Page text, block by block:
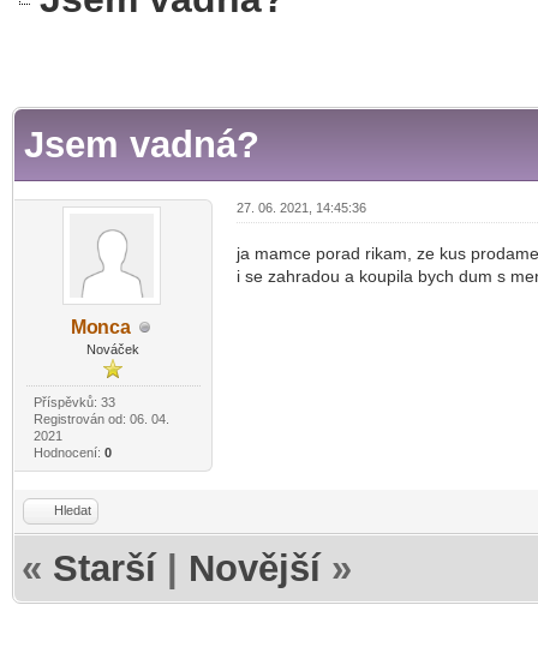
Jsem vadná?
Monca
Nováček
Příspěvků: 33
Registrován od: 06. 04.
2021
Hodnocení: 0
27. 06. 2021, 14:45:36
ja mamce porad rikam, ze kus
i se zahradou a koupila bych dum s
Hledat
« Starší Novější »